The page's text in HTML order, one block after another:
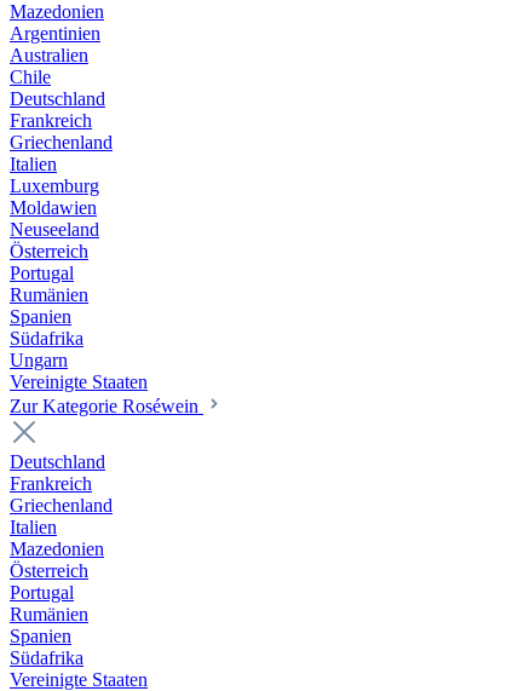
Mazedonien
Argentinien
Australien
Chile
Deutschland
Frankreich
Griechenland
Italien
Luxemburg
Moldawien
Neuseeland
Österreich
Portugal
Rumänien
Spanien
Südafrika
Ungarn
Vereinigte Staaten
Zur Kategorie Roséwein
Deutschland
Frankreich
Griechenland
Italien
Mazedonien
Österreich
Portugal
Rumänien
Spanien
Südafrika
Vereinigte Staaten